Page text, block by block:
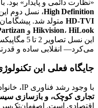
«نظارت دائمی و پایدار»
High Definition، نسل دوم این
HD‑TVI متولد شد.
Hikvision، HiLook و
این نسل
می‌کرد— انقلابی ساده و
جایگاه فعلی این
با وجود رشد فناوری IP، خانواده‌ی آنالوگ هنوز در
تجاری کوچک، و بازسازی
اقتصادی است.